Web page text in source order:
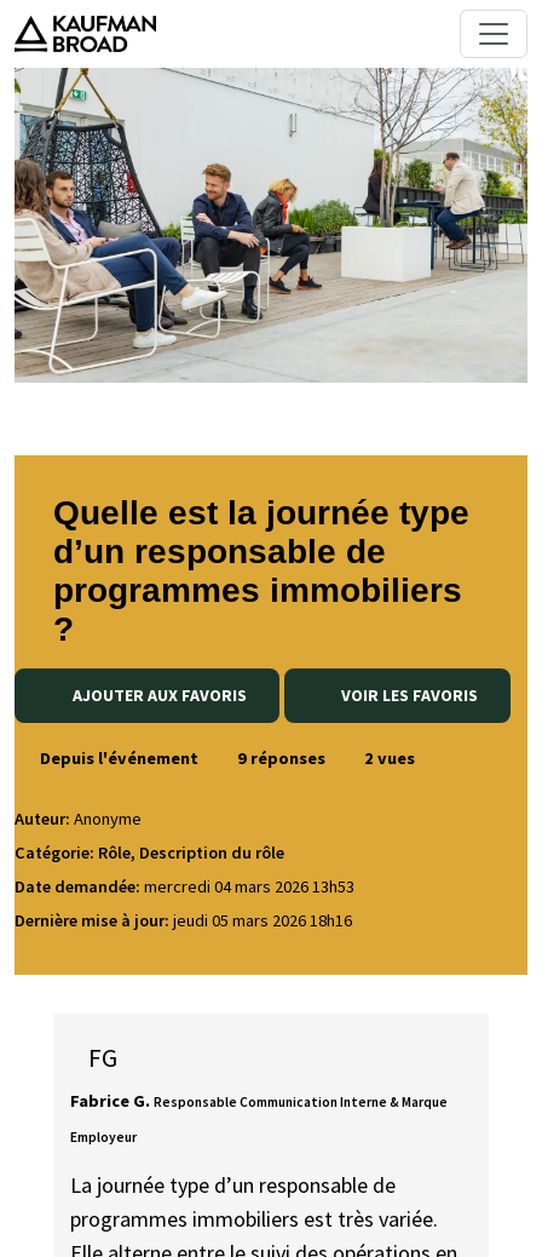
Quelle est la journée type
d’un responsable de
programmes immobiliers
?
AJOUTER AUX FAVORIS VOIR LES FAVORIS
Depuis l'événement 9 réponses 2 vues
Auteur: Anonyme
Catégorie: Rôle, Description du rôle
Date demandée: mercredi 04 mars 2026 13h53
Dernière mise à jour: jeudi 05 mars 2026 18h16
FG
Fabrice G. Responsable Communication Interne & Marque
Employeur
La journée type d’un responsable de
programmes immobiliers est très variée.